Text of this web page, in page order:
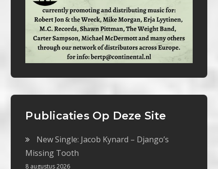
Publicaties Op Deze Site
New Single: Jacob Kynard – Django’s
Missing Tooth
8 augustus 2026